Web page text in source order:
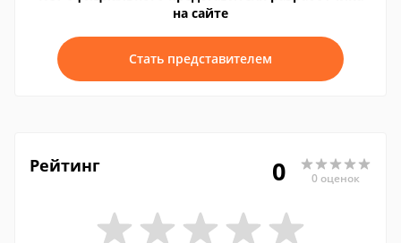
на сайте
Стать представителем
Рейтинг 0 0 оценок